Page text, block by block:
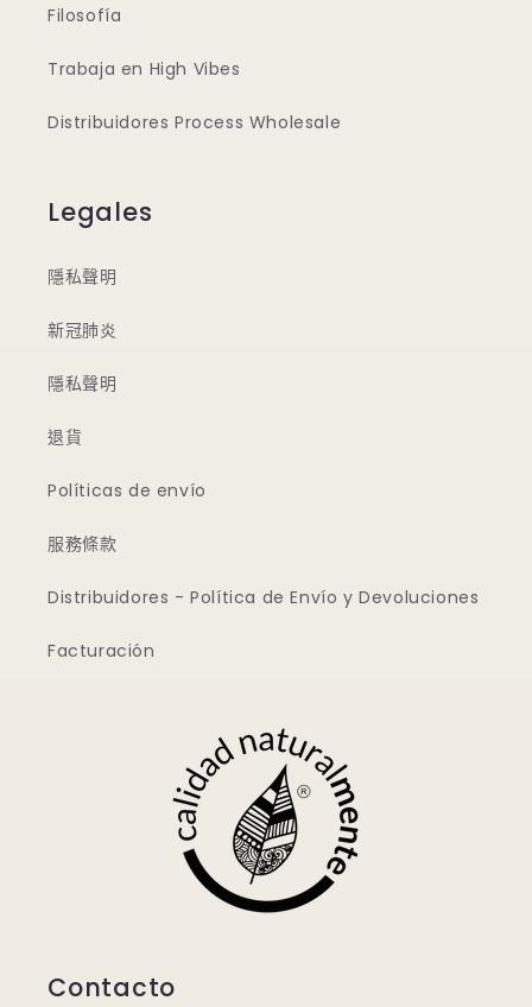
Filosofía
Trabaja en High Vibes
Distribuidores Process Wholesale
Legales
隱私聲明
新冠肺炎
隱私聲明
退貨
Políticas de envío
服務條款
Distribuidores - Política de Envío y Devoluciones
Facturación
Contacto